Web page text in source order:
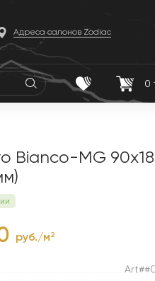
Адреса салонов Zodiac
0
Bianco-MG
руб./м2